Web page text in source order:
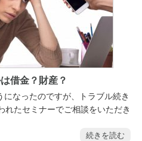
借金？財産？
になったのですが、トラブル続き
れたセミナーでご相談をいただき
続きを読む